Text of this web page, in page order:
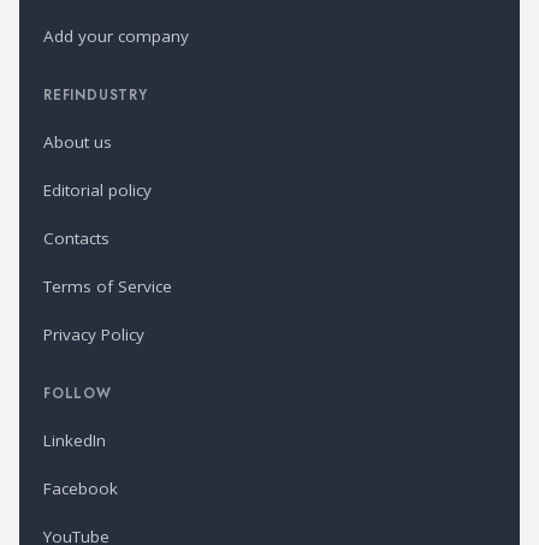
Add your company
REFINDUSTRY
About us
Editorial policy
Contacts
Terms of Service
Privacy Policy
FOLLOW
LinkedIn
Facebook
YouTube